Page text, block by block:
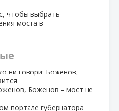
чтобы выбрать
моста в
ни говори: Боженов,
портале губернатора